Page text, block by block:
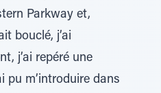
Parkway et,
bouclé, j’ai
j’ai repéré une
pu m’introduire dans